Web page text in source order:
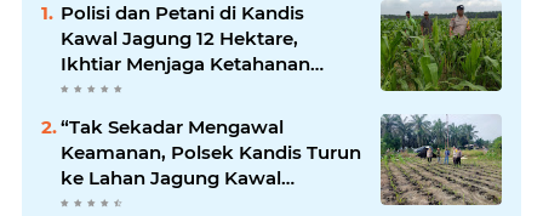
Polisi dan Petani di Kandis
Kawal Jagung 12 Hektare,
Ikhtiar Menjaga Ketahanan
Pangan
“Tak Sekadar Mengawal
Keamanan, Polsek Kandis Turun
ke Lahan Jagung Kawal
Ketahanan Pangan